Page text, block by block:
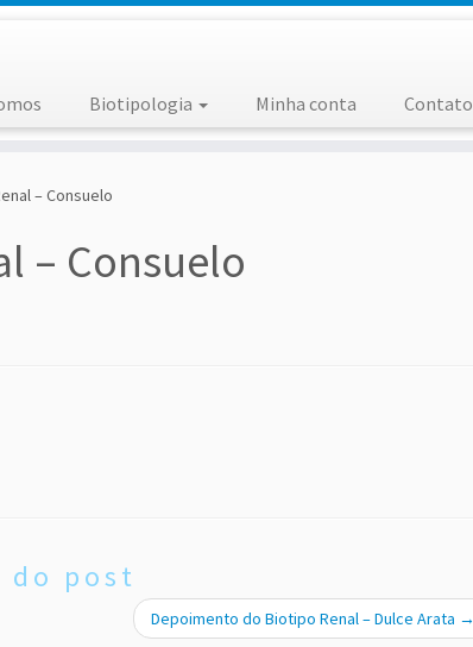
Biotipologia Minha conta Contato
– Consuelo
– Consuelo
do post
Depoimento do Biotipo Renal – Dulce Arata →